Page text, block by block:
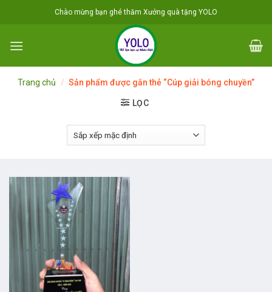
Chào mừng bạn ghé thăm Xưởng quà tặng YOLO
Trang chủ / Sản phẩm được gắn thẻ “Cúp giải bóng chuyền”
LỌC